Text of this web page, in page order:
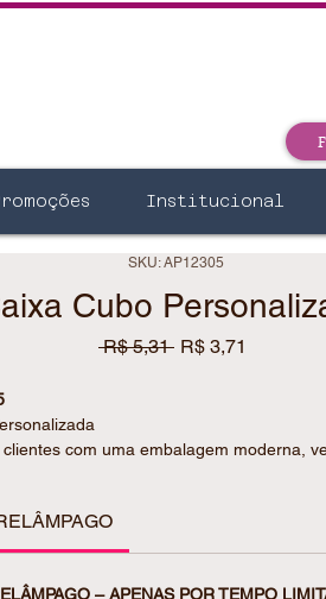
Institucional
SKU: AP12305
Cubo
R$ 5,31 Preço
R$ 3,71
com uma embalagem moderna,
apresentação diferenciada e
elegante e funcional, ela é perfeita
– APENAS POR TEMPO